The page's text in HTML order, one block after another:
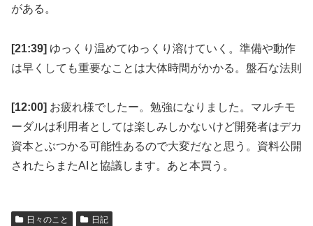
がある。
[21:39] ゆっくり温めてゆっくり溶けていく。準備や動作
は早くしても重要なことは大体時間がかかる。盤石な法則
[12:00] お疲れ様でしたー。勉強になりました。マルチモ
ーダルは利用者としては楽しみしかないけど開発者はデカ
資本とぶつかる可能性あるので大変だなと思う。資料公開
されたらまたAIと協議します。あと本買う。
日々のこと 日記